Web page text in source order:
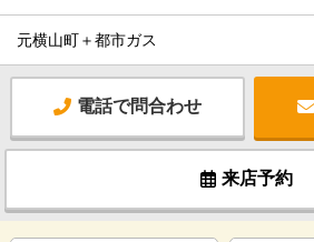
元横山町＋都市ガス
電話で問合わせ
来店予約